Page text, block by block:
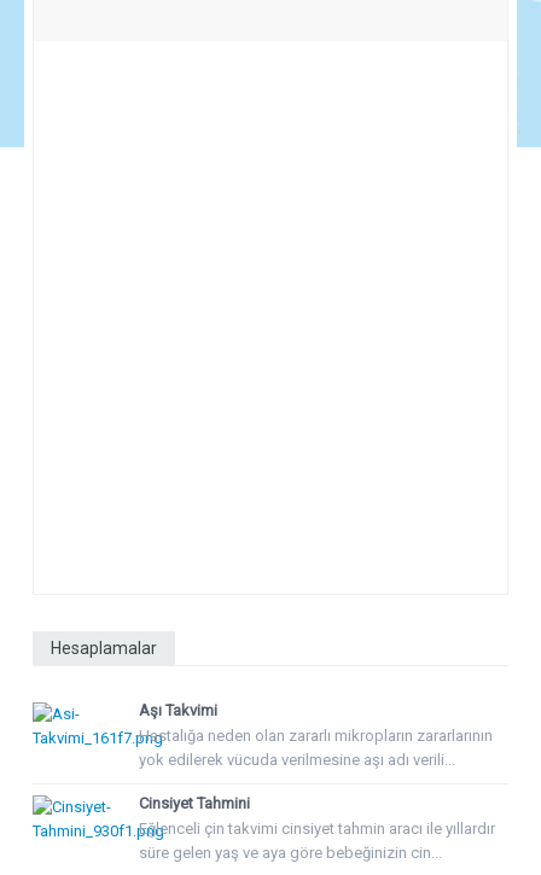
Hesaplamalar
Aşı Takvimi
Hastalığa neden olan zararlı mikropların zararlarının
yok edilerek vücuda verilmesine aşı adı verili...
Cinsiyet Tahmini
Eğlenceli çin takvimi cinsiyet tahmin aracı ile yıllardır
süre gelen yaş ve aya göre bebeğinizin cin...